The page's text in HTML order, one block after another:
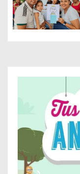
n
d
e
r
a